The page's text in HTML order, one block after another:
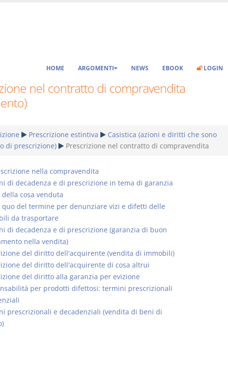
HOME ARGOMENTI NEWS EBOOK LOGIN
nel contratto di compravendita
Prescrizione estintiva
Casistica (azioni e diritti che sono
di prescrizione)
Prescrizione nel contratto di compravendita
nella compravendita
di decadenza e di prescrizione in tema di garanzia
cosa venduta
quo del termine per denunziare vizi e difetti delle
da trasportare
di decadenza e di prescrizione (garanzia di buon
nella vendita)
del diritto dell'acquirente (vendita di immobili)
del diritto dell'acquirente di cosa altrui
del diritto alla garanzia per evizione
per prodotti difettosi: termini prescrizionali
prescrizionali e decadenziali (vendita di beni di
Usufrutto Uso e
Abitazione
Versione ebook € 4,19
decadenza